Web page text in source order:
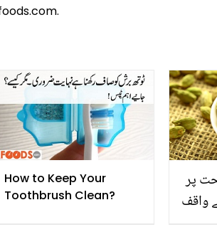
How to Keep Your
Toothbrush Clean?
پر
واقف